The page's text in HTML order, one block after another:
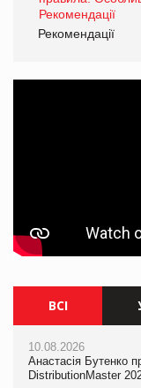
Рекомендації
ВСІ
10.08.2026
Анастасія Бутенко
DistributionMaster
10.08.2026
Анастасія Бутенко
DistributionMaster
10.08.2026
Mattel присвятила